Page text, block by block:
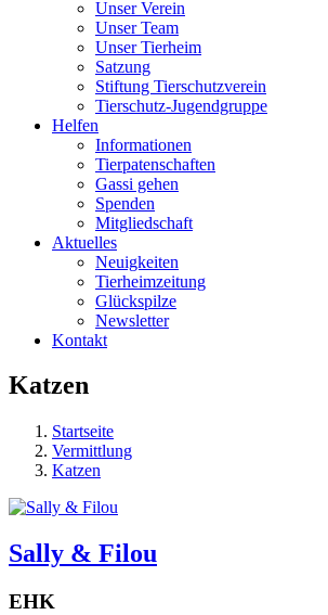
Unser Verein
Unser Team
Unser Tierheim
Satzung
Stiftung Tierschutzverein
Tierschutz-Jugendgruppe
Helfen
Informationen
Tierpatenschaften
Gassi gehen
Spenden
Mitgliedschaft
Aktuelles
Neuigkeiten
Tierheimzeitung
Glückspilze
Newsletter
Kontakt
Katzen
Startseite
Vermittlung
Katzen
Sally & Filou
EHK